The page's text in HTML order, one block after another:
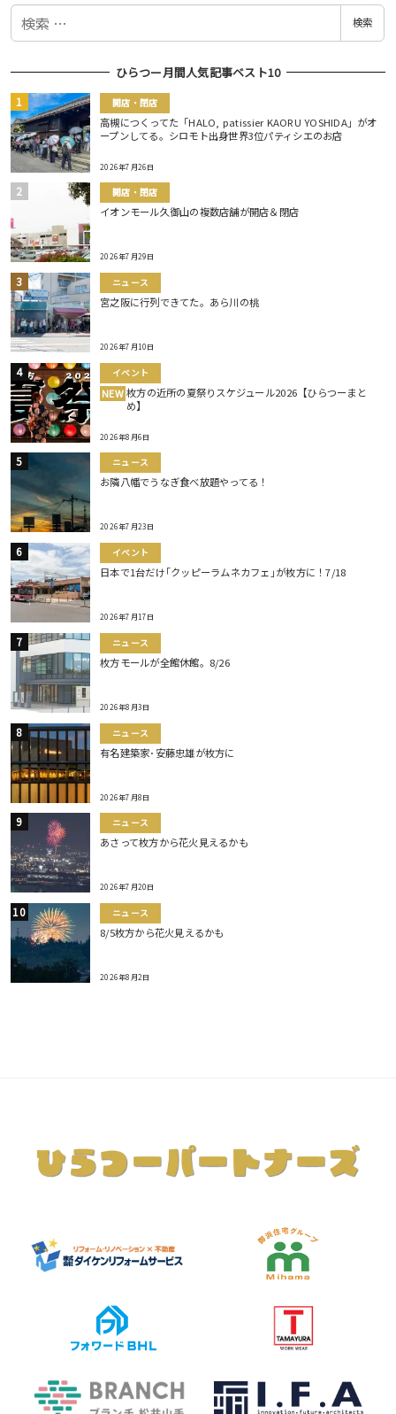
検
検索
ひらつー月間人気記事ベスト10
開店・閉店
高槻につくってた「HALO, patissier KAORU YOSHIDA」がオ
ープンしてる。シロモト出身世界3位パティシエのお店
2026年7月26日
開店・閉店
イオンモール久御山の複数店舗が開店＆閉店
2026年7月29日
ニュース
宮之阪に行列できてた。あら川の桃
2026年7月10日
イベント
NEW 枚方の近所の夏祭りスケジュール2026【ひらつーまと
め】
2026年8月6日
ニュース
お隣八幡でうなぎ食べ放題やってる！
2026年7月23日
イベント
日本で1台だけ｢クッピーラムネカフェ｣が枚方に！7/18
2026年7月17日
ニュース
枚方モールが全館休館。8/26
2026年8月3日
ニュース
有名建築家･安藤忠雄が枚方に
2026年7月8日
ニュース
あさって枚方から花火見えるかも
2026年7月20日
ニュース
8/5枚方から花火見えるかも
2026年8月2日